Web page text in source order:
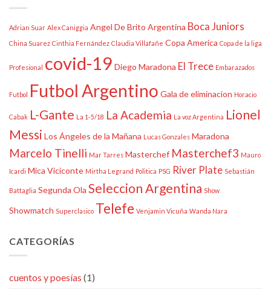
Adrian Suar Alex Caniggia Angel De Brito Argentina Boca Juniors
China Suarez Cinthia Fernández Claudia Villafañe Copa America Copa de la liga
Profesional covid-19 Diego Maradona El Trece Embarazados
Futbol Futbol Argentino Gala de eliminacion Horacio
Cabak L-Gante La 1-5/18 La Academia La voz Argentina Lionel
Messi Los Ángeles de la Mañana Lucas Gonzales Maradona
Marcelo Tinelli Mar Tarres Masterchef Masterchef3 Mauro
Icardi Mica Viciconte Mirtha Legrand Politica PSG River Plate Sebastián
Battaglia Segunda Ola Seleccion Argentina Show
Showmatch Superclasico Telefe Venjamin Vicuña Wanda Nara
CATEGORÍAS
cuentos y poesías (1)